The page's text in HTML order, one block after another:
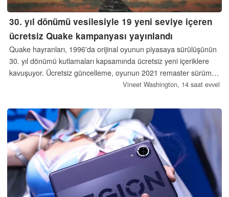
30. yıl dönümü vesilesiyle 19 yeni seviye içeren
ücretsiz Quake kampanyası yayınlandı
Quake hayranları, 1996'da orijinal oyunun piyasaya sürülüşünün
30. yıl dönümü kutlamaları kapsamında ücretsiz yeni içeriklere
kavuşuyor. Ücretsiz güncelleme, oyunun 2021 remaster sürümü
için hazırlanmış olup tüm platformlarda kullanılabilir.
Vineet Washington, 14 saat evvel